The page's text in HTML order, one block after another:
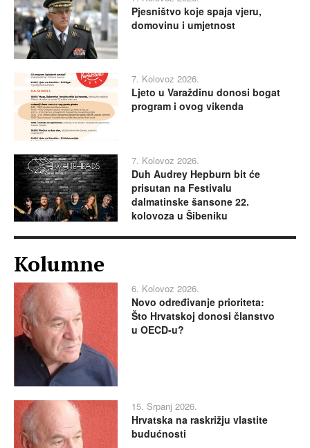
Pjesništvo koje spaja vjeru,
domovinu i umjetnost
7. Kolovoz 2026.
Ljeto u Varaždinu donosi bogat
program i ovog vikenda
7. Kolovoz 2026.
Duh Audrey Hepburn bit će
prisutan na Festivalu
dalmatinske šansone 22.
kolovoza u Šibeniku
Kolumne
6. Kolovoz 2026.
Novo određivanje prioriteta:
Što Hrvatskoj donosi članstvo
u OECD-u?
15. Srpanj 2026.
Hrvatska na raskrižju vlastite
budućnosti